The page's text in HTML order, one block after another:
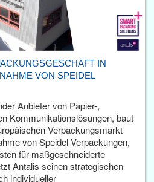
IN
VON SPEIDEL
Anbieter von Papier-,
Kommunikationslösungen, baut
Verpackungsmarkt
von Speidel Verpackungen,
für maßgeschneiderte
Antalis seinen strategischen
individueller